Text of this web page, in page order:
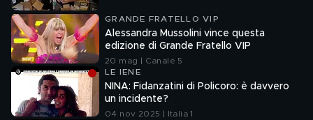
GRANDE FRATELLO VIP
Alessandra Mussolini vince questa
edizione di Grande Fratello VIP
20 mag | Canale 5
LE IENE
NINA: Fidanzatini di Policoro: è davvero
un incidente?
04 nov 2025 | Italia 1